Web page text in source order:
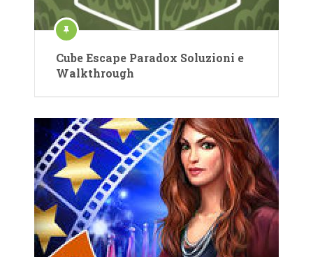
Cube Escape Paradox Soluzioni e
Walkthrough